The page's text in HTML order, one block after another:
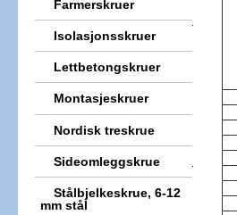
Farmerskruer
Isolasjonsskruer
Lettbetongskruer
Montasjeskruer
Nordisk treskrue
Sideomleggskrue
Stålbjelkeskrue, 6-12
mm stål